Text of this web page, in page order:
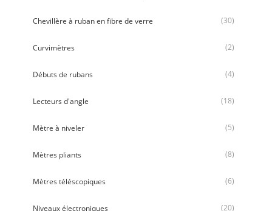
Chevillère à ruban en fibre de verre (30)
Curvimètres (2)
Débuts de rubans (4)
Lecteurs d'angle (18)
Mètre à niveler (5)
Mètres pliants (8)
Mètres téléscopiques (6)
Niveaux électroniques (20)